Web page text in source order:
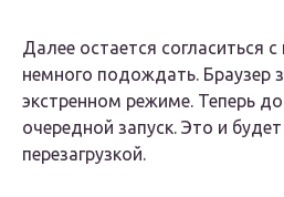
Далее остается согласиться
немного подождать. Браузер
экстренном режиме. Теперь
очередной запуск. Это и
перезагрузкой.